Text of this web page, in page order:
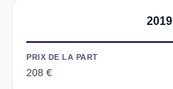
2019
PRIX DE LA PART
208 €